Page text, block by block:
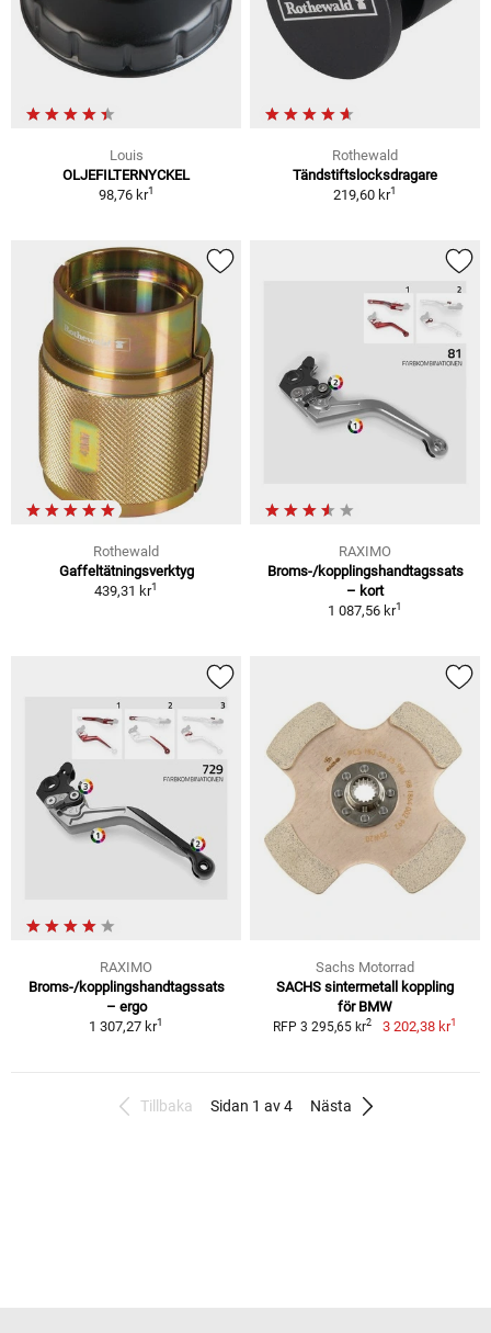
Louis
OLJEFILTERNYCKEL
98,76 kr1
Rothewald
Tändstiftslocksdragare
219,60 kr1
Rothewald
Gaffeltätningsverktyg
439,31 kr1
RAXIMO
Broms-/kopplingshandtagssats
– kort
1 087,56 kr1
RAXIMO
Broms-/kopplingshandtagssats
– ergo
1 307,27 kr1
Sachs Motorrad
SACHS sintermetall koppling
för BMW
RFP 3 295,65 kr2 3 202,38 kr1
Tillbaka Sidan 1 av 4 Nästa